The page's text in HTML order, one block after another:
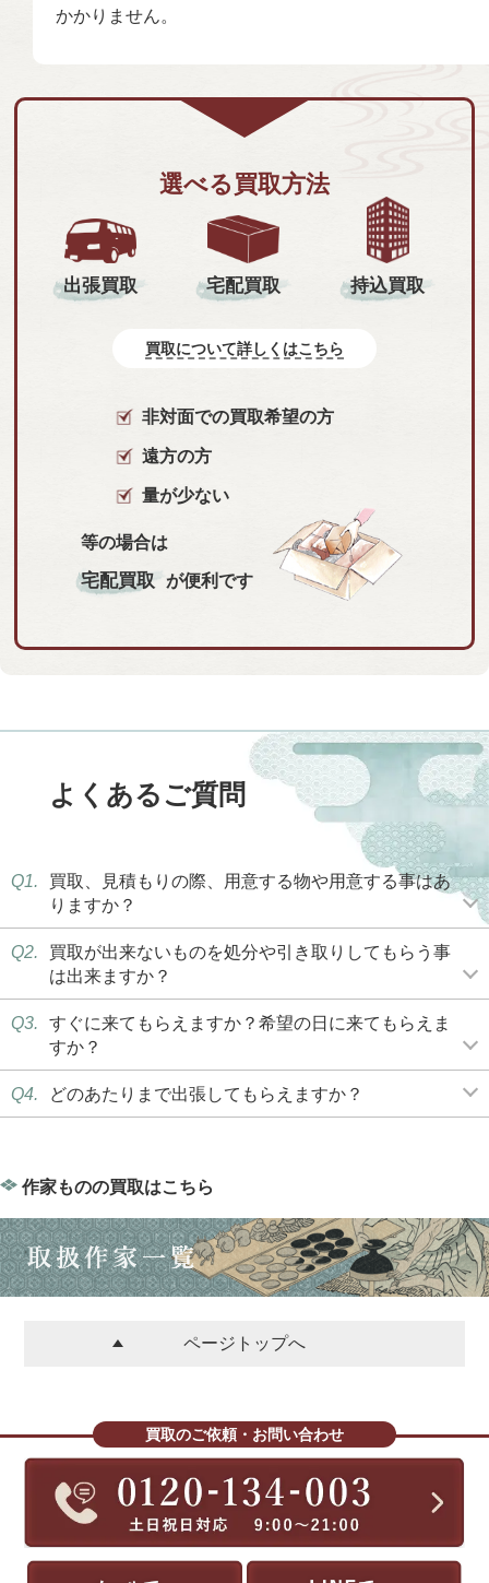
かかりません。
選べる買取方法
出張買取 宅配買取 持込買取
買取について詳しくはこちら
非対面での買取希望の方
遠方の方
量が少ない
等の場合は
宅配買取 が便利です
よくあるご質問
Q1.
買取、見積もりの際、用意する物や用意する事はあ
りますか？
Q2.
買取が出来ないものを処分や引き取りしてもらう事
は出来ますか？
Q3.
すぐに来てもらえますか？希望の日に来てもらえま
すか？
Q4. どのあたりまで出張してもらえますか？
作家ものの買取はこちら
ページトップへ
買取のご依頼・お問い合わせ